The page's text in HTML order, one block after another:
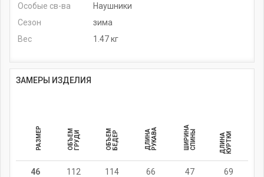
Особые св-ва
Наушники
Сезон
зима
Вес
1.47 кг
ЗАМЕРЫ ИЗДЕЛИЯ
РАЗМЕР ОБЪЕМГРУДИ ОБЪЕМБЕДЕР ДЛИНАРУКАВА ШИРИНАСПИНЫ Д
Л
И
Н
А
К
У
Р
Т
КИ
46 112 114 66 47 69